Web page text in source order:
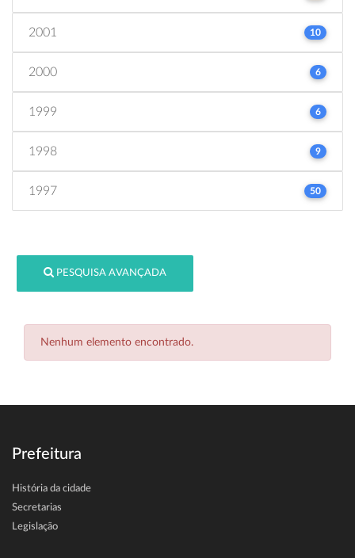
2001 10
2000 6
1999 6
1998 9
1997 50
PESQUISA AVANÇADA
Nenhum elemento encontrado.
Prefeitura
História da cidade
Secretarias
Legislação